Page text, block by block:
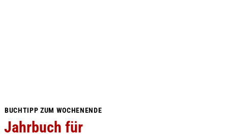
BUCHTIPP ZUM WOCHENENDE
Jahrbuch für